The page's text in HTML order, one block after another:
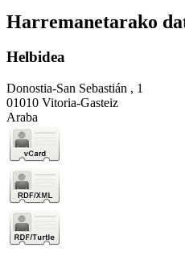
Harremanetarako
Helbidea
Donostia-San Sebastián , 1
01010 Vitoria-Gasteiz
Araba